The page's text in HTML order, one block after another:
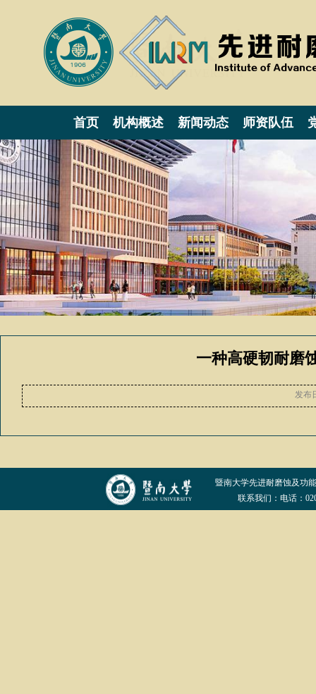
首页 机构概述 新闻动态 师资队伍
一种高硬韧耐磨
发布
暨南大学先进耐磨蚀及功
联系我们：电话：